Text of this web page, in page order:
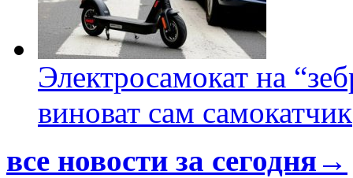
Электросамокат на
виноват сам самокатчик
все новости за сегодня→